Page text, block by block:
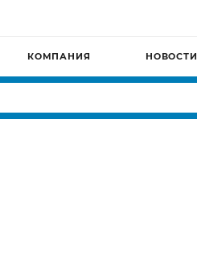
КОМПАНИЯ НОВОСТИ